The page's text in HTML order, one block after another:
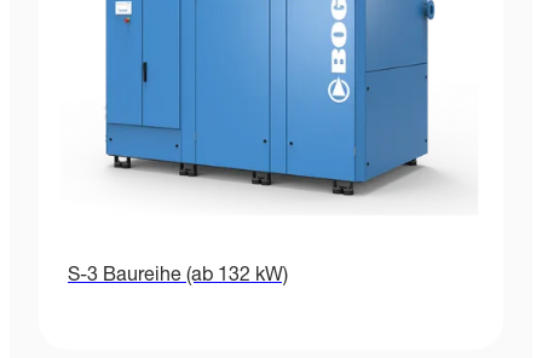
S-3 Baureihe (ab 132 kW)